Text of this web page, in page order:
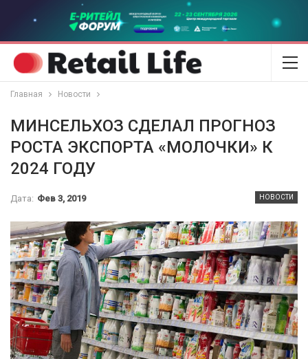
Главная Новости
МИНСЕЛЬХОЗ СДЕЛАЛ ПРОГНОЗ
РОСТА ЭКСПОРТА «МОЛОЧКИ» К
2024 ГОДУ
НОВОСТИ
Дата: Фев 3, 2019